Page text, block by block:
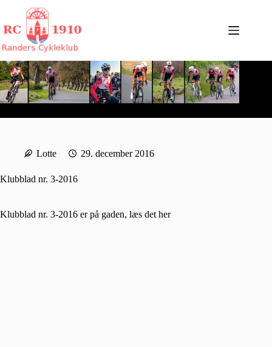
indhold
Lotte 29. december 2016
Klubblad nr. 3-2016
Klubblad nr. 3-2016 er på gaden, læs det her